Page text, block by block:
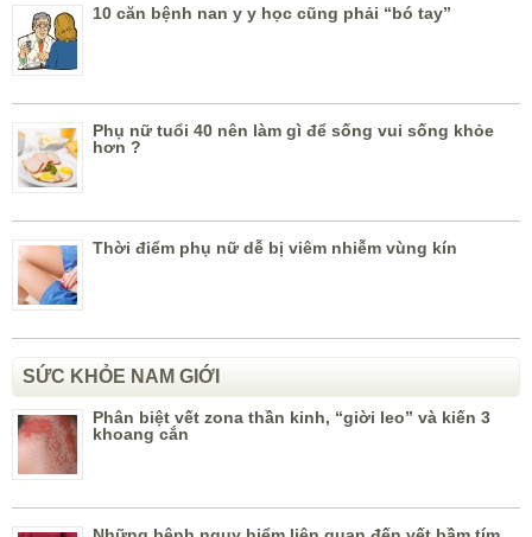
10 căn bệnh nan y y học cũng phải “bó tay”
Phụ nữ tuổi 40 nên làm gì để sống vui sống khỏe
hơn ?
Thời điểm phụ nữ dễ bị viêm nhiễm vùng kín
SỨC KHỎE NAM GIỚI
Phân biệt vết zona thần kinh, “giời leo” và kiến 3
khoang cắn